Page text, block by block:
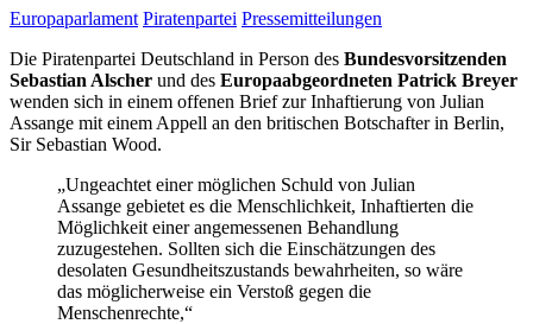
Europaparlament Piratenpartei Pressemitteilungen
Die Piratenpartei Deutschland in Person des Bundesvorsitzenden
Sebastian Alscher und des Europaabgeordneten Patrick Breyer
wenden sich in einem offenen Brief zur Inhaftierung von Julian
Assange mit einem Appell an den britischen Botschafter in Berlin,
Sir Sebastian Wood.
„Ungeachtet einer möglichen Schuld von Julian
Assange gebietet es die Menschlichkeit, Inhaftierten die
Möglichkeit einer angemessenen Behandlung
zuzugestehen. Sollten sich die Einschätzungen des
desolaten Gesundheitszustands bewahrheiten, so wäre
das möglicherweise ein Verstoß gegen die
Menschenrechte,“